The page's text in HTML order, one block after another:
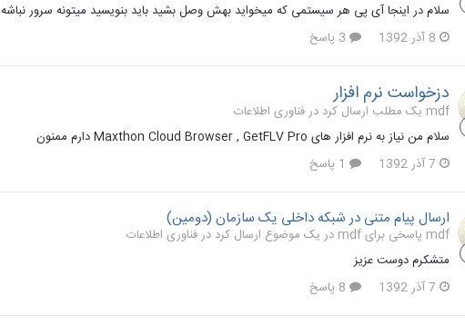
سلام در اینجا آی پی هر سیستمی که میخواید بهش وصل بشید باید بنویسید میتونه سرور نباشه
8 آذر 1392
دزخواست نرم افزار
mdf یک مطلب ارسال کرد در
فناوری اطلاعات
سلام من نیاز به نرم افزار های Maxthon Cloud Browser , GetFLV Pro دارم ممنون
7 آذر 1392
ارسال پیام متنی در شبکه داخلی یک سازمان (دومین)
mdf پاسخی برای mdf در یک موضوع ارسال کرد در
فناوری اطلاعات
متشکرم دوست عزیز
7 آذر 1392